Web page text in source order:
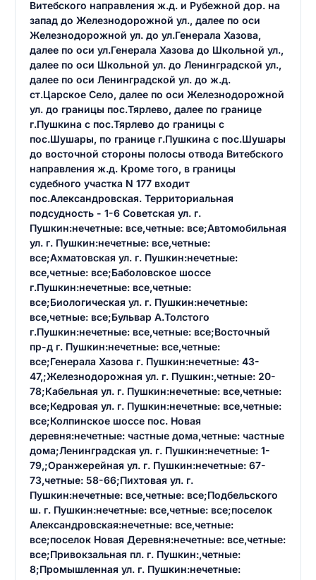
Витебского направления ж.д. и Рубежной дор. на
запад до Железнодорожной ул., далее по оси
Железнодорожной ул. до ул.Генерала Хазова,
далее по оси ул.Генерала Хазова до Школьной ул.,
далее по оси Школьной ул. до Ленинградской ул.,
далее по оси Ленинградской ул. до ж.д.
ст.Царское Село, далее по оси Железнодорожной
ул. до границы пос.Тярлево, далее по границе
г.Пушкина с пос.Тярлево до границы с
пос.Шушары, по границе г.Пушкина с пос.Шушары
до восточной стороны полосы отвода Витебского
направления ж.д. Кроме того, в границы
судебного участка N 177 входит
пос.Александровская. Территориальная
подсудность - 1-6 Советская ул. г.
Пушкин:нечетные: все,четные: все;Автомобильная
ул. г. Пушкин:нечетные: все,четные:
все;Ахматовская ул. г. Пушкин:нечетные:
все,четные: все;Баболовское шоссе
г.Пушкин:нечетные: все,четные:
все;Биологическая ул. г. Пушкин:нечетные:
все,четные: все;Бульвар А.Толстого
г.Пушкин:нечетные: все,четные: все;Восточный
пр-д г. Пушкин:нечетные: все,четные:
все;Генерала Хазова г. Пушкин:нечетные: 43-
47,;Железнодорожная ул. г. Пушкин:,четные: 20-
78;Кабельная ул. г. Пушкин:нечетные: все,четные:
все;Кедровая ул. г. Пушкин:нечетные: все,четные:
все;Колпинское шоссе пос. Новая
деревня:нечетные: частные дома,четные: частные
дома;Ленинградская ул. г. Пушкин:нечетные: 1-
79,;Оранжерейная ул. г. Пушкин:нечетные: 67-
73,четные: 58-66;Пихтовая ул. г.
Пушкин:нечетные: все,четные: все;Подбельского
ш. г. Пушкин:нечетные: все,четные: все;поселок
Александровская:нечетные: все,четные:
все;поселок Новая Деревня:нечетные: все,четные:
все;Привокзальная пл. г. Пушкин:,четные:
8;Промышленная ул. г. Пушкин:нечетные: